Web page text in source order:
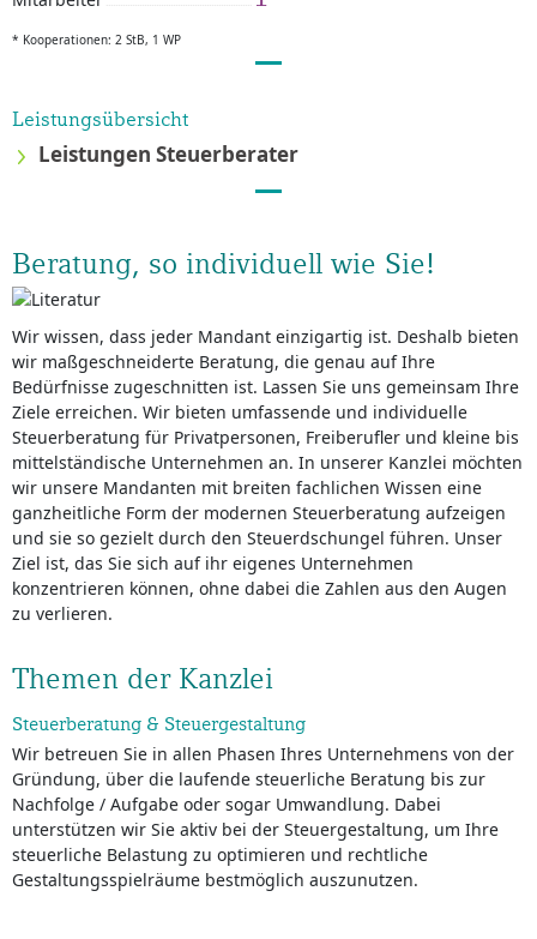
* Kooperationen: 2 StB, 1 WP
Leistungsübersicht
Leistungen Steuerberater
Beratung, so individuell wie Sie!
Wir wissen, dass jeder Mandant einzigartig ist. Deshalb bieten
wir maßgeschneiderte Beratung, die genau auf Ihre
Bedürfnisse zugeschnitten ist. Lassen Sie uns gemeinsam Ihre
Ziele erreichen. Wir bieten umfassende und individuelle
Steuerberatung für Privatpersonen, Freiberufler und kleine bis
mittelständische Unternehmen an. In unserer Kanzlei möchten
wir unsere Mandanten mit breiten fachlichen Wissen eine
ganzheitliche Form der modernen Steuerberatung aufzeigen
und sie so gezielt durch den Steuerdschungel führen. Unser
Ziel ist, das Sie sich auf ihr eigenes Unternehmen
konzentrieren können, ohne dabei die Zahlen aus den Augen
zu verlieren.
Themen der Kanzlei
Steuerberatung & Steuergestaltung
Wir betreuen Sie in allen Phasen Ihres Unternehmens von der
Gründung, über die laufende steuerliche Beratung bis zur
Nachfolge / Aufgabe oder sogar Umwandlung. Dabei
unterstützen wir Sie aktiv bei der Steuergestaltung, um Ihre
steuerliche Belastung zu optimieren und rechtliche
Gestaltungsspielräume bestmöglich auszunutzen.